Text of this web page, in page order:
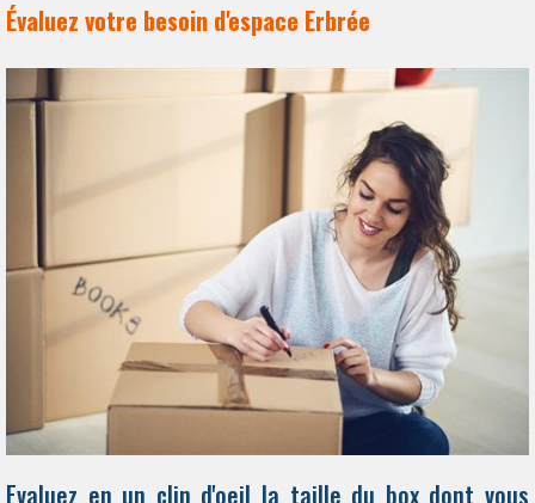
Évaluez votre besoin d'espace Erbrée
Evaluez en un clin d'oeil la taille du box dont vous